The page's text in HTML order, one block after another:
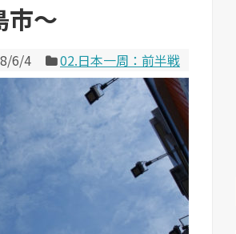
～
6/4 02.日本一周：前半戦